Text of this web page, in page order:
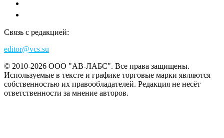
Связь с редакцией:
editor@vcs.su
© 2010-2026 ООО "АВ-ЛАБС". Все права защищены.
Используемые в тексте и графике торговые марки являются
собственностью их правообладателей. Редакция не несёт
ответственности за мнение авторов.